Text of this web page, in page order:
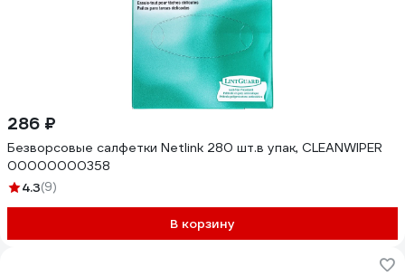
286 ₽
Безворсовые салфетки Netlink 280 шт.в упак, CLEANWIPER
00000000358
4.3(9)
В корзину